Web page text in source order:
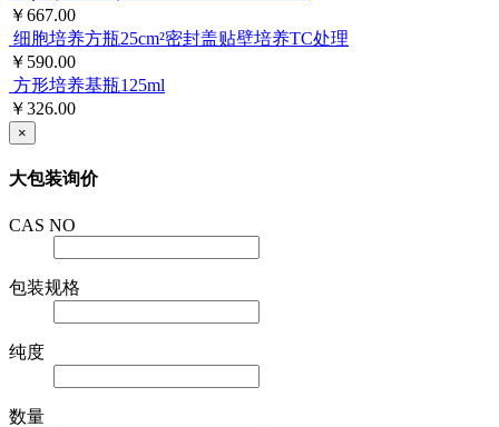
￥667.00
细胞培养方瓶25cm²密封盖贴壁培养TC处理
￥590.00
方形培养基瓶125ml
￥326.00
×
大包装询价
CAS NO
包装规格
纯度
数量